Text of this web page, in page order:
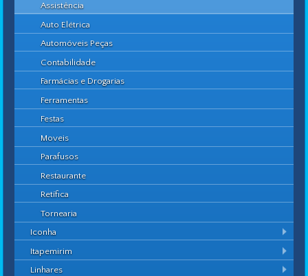
Assistência
Auto Elétrica
Automóveis Peças
Contabilidade
Farmácias e Drogarias
Ferramentas
Festas
Moveis
Parafusos
Restaurante
Retífica
Tornearia
Iconha
Itapemirim
Linhares